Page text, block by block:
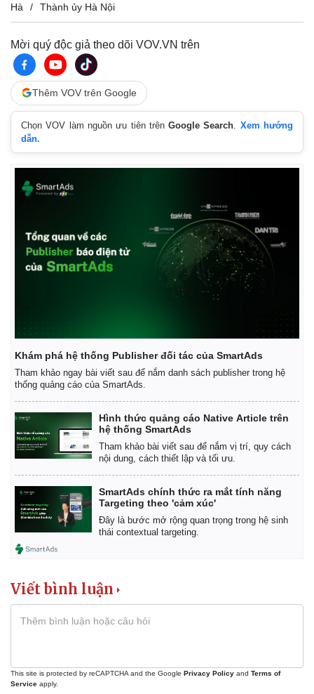
Bất động sản
Khởi nghiệp
Tiêu dùng
Tỷ giá
Chứng khoán
Hà
Thành ủy Hà Nội
Mời quý độc giả theo dõi VOV.VN trên
Thêm VOV trên Google
Chọn VOV làm nguồn ưu tiên trênGoogle Search
Xem hướng
dẫn.
Khám phá hệ thống Publisher đối tác của SmartAds
Tham khảo ngay bài viết sau để nắm danh sách publisher trong hệ
thống quảng cáo của SmartAds.
Hình thức quảng cáo Native Article trên
hệ thống SmartAds
Tham khảo bài viết sau để nắm vị trí, quy cách
nội dung, cách thiết lập và tối ưu.
SmartAds chính thức ra mắt tính năng
Targeting theo 'cảm xúc'
Đây là bước mở rộng quan trọng trong hệ sinh
thái contextual targeting.
Viết bình luận
This site is protected by reCAPTCHA and the Google Privacy Policy and Terms of
Service apply.